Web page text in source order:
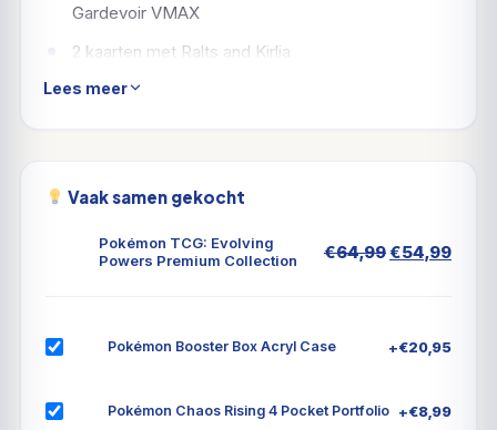
Gardevoir VMAX
2 kaarten met Ralts and Kirlia
7 Pokémon TCG booster packs
Pokémon TCG: Evolving Powers Premium Collection!
deze twee Pokémon klaar om samen met jou de strijd
nog niet genoeg evolutiekracht is, voegen
met het potentieel om te evolueren naar Magnezone
Lees meer
Vaak samen gekocht
Pokémon TCG: Evolving
Powers Premium Collection
€64,99€54,99
Pokémon Booster Box Acryl Case +€20,95
Pokémon Chaos Rising 4 Pocket Portfolio +€8,99